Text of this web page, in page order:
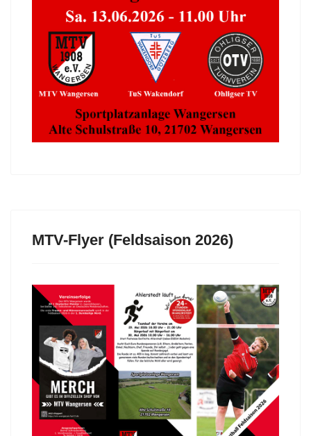
MTV-Flyer (Feldsaison 2026)